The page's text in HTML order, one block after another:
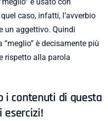
caso, infatti, l’avverbio
un aggettivo. Quindi
è decisamente più
rispetto alla parola
i contenuti di questa
esercizi!